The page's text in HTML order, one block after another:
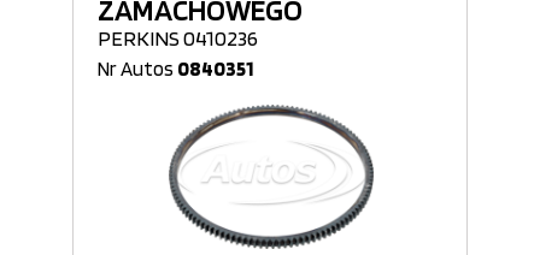
ZAMACHOWEGO
PERKINS 0410236
Nr Autos 0840351